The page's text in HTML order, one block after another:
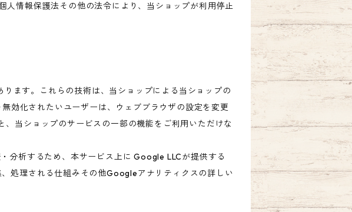
人情報保護法その他の法令により、当ショップが利用停止
ます。これらの技術は、当ショップによる当ショップの
効化されたいユーザーは、ウェブブラウザの設定を変更
当ショップのサービスの一部の機能をご利用いただけな
分析するため、本サービス上に Google LLCが提供する
処理される仕組みその他Googleアナリティクスの詳しい